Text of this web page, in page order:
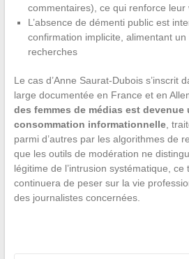
commentaires), ce qui renforce leur
L’absence de démenti public est
confirmation implicite, alimentant
recherches
Le cas d’Anne Saurat-Dubois s’inscrit
large documentée en France et en
des femmes de médias est devenue
consommation informationnelle,
parmi d’autres par les algorithmes de
que les outils de modération ne
légitime de l’intrusion systématique,
continuera de peser sur la vie
des journalistes concernées.